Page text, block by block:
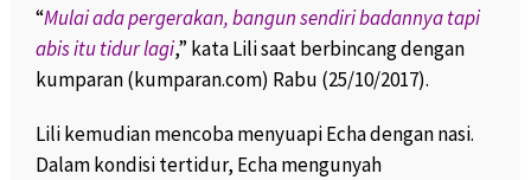
“Mulai ada pergerakan, bangun sendiri badannya tapi
abis itu tidur lagi,” kata Lili saat berbincang dengan
kumparan (kumparan.com) Rabu (25/10/2017).
Lili kemudian mencoba menyuapi Echa dengan nasi.
Dalam kondisi tertidur, Echa mengunyah